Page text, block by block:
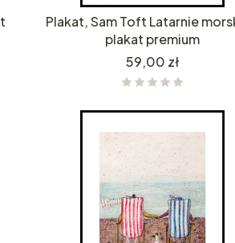
Plakat, Sam Toft Latarnie
plakat premium
Cena
59,00 zł